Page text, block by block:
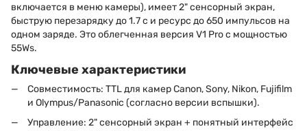
включается в меню камеры), имеет 2" сенсорный экран,
быструю перезарядку до 1.7 с и ресурс до 650 импульсов на
одном заряде. Это облегченная версия V1 Pro с мощностью
55Ws.
Ключевые характеристики
Совместимость: TTL для камер Canon, Sony, Nikon, Fujifilm
и Olympus/Panasonic (согласно версии вспышки).
Управление: 2" сенсорный экран + понятный интерфейс